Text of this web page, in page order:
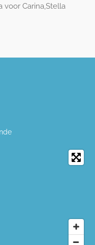
voor Carina,Stella